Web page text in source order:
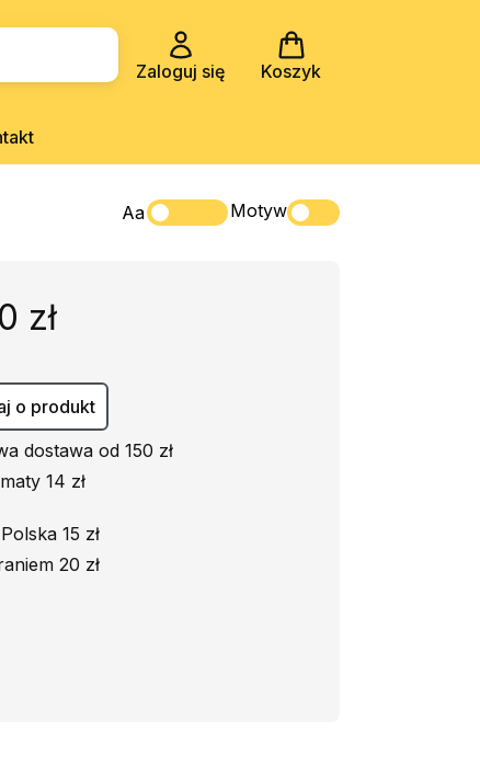
Zaloguj się Koszyk
Aa Motyw
zł
o produkt
dostawa od 150 zł
14 zł
15 zł
20 zł